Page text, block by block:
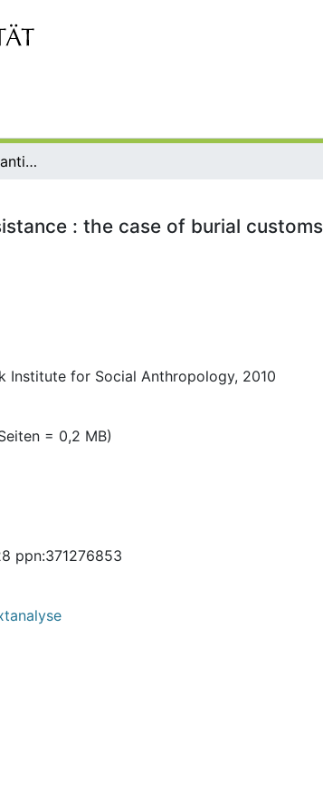
Context and value : anti-contextualist rationality and resistance : the case of burial customs in late socialist Vietnam / Markus Schlecker
: the case of burial
Institute for Social Anthropology, 2010
= 0,2 MB)
ppn:371276853